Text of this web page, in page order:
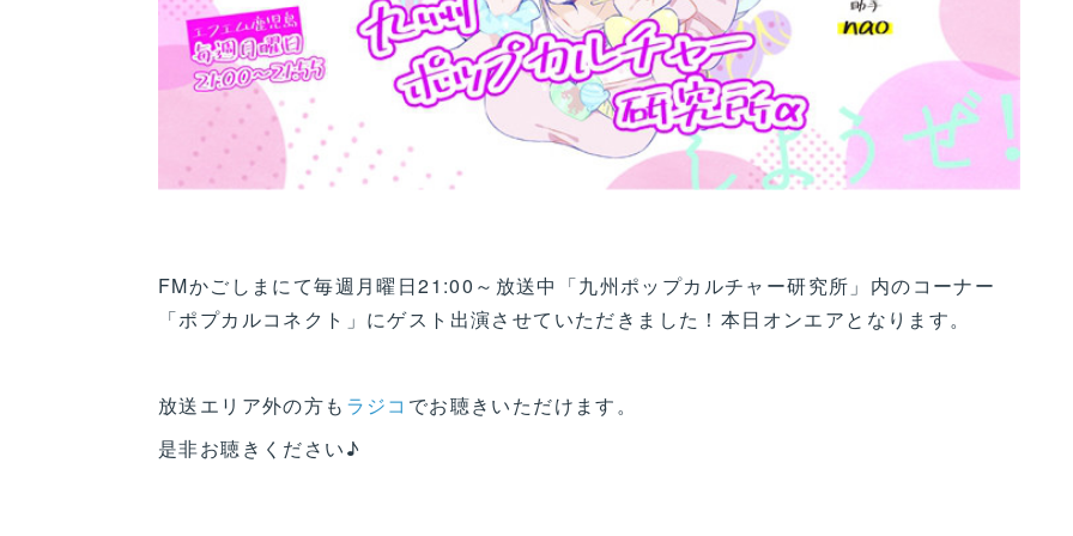
FMかごしまにて毎週月曜日21:00～放送中「九州ポップカルチャー研究所」内のコーナー
「ポプカルコネクト」にゲスト出演させていただきました！本日オンエアとなります。
放送エリア外の方も ラジコ でお聴きいただけます。
是非お聴きください♪